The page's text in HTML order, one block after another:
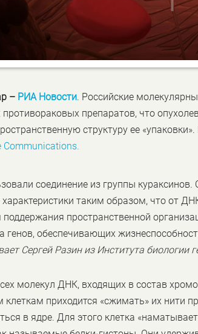
– РИА Новости. Российские
противораковых препаратов, что
структуру ее
Communications.
соединение из группы
таким образом, что от
пространственной
генов, обеспечивающих
Сергей Разин из Института биологии
молекул ДНК, входящих в состав
приходится «сжимать» их нити
в ядре. Для этого клетка